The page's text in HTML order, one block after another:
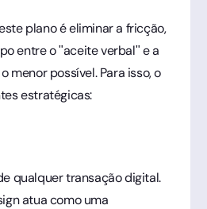
plano é eliminar a fricção,
entre o "aceite verbal" e a
menor possível. Para isso, o
estratégicas:
qualquer transação digital.
atua como uma